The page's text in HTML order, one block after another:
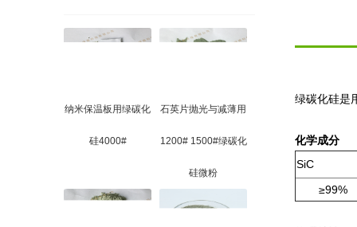
纳米保温板用绿碳化
硅4000#
石英片抛光与减薄用
1200# 1500#绿碳化
硅微粉
绿碳化硅是
化学成分
SiC
≥99%